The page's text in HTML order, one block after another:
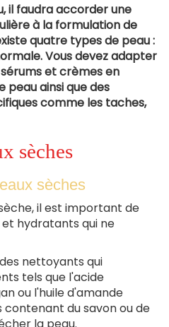
il faudra accorder une
à la formulation de
quatre types de peau :
Vous devez adapter
et crèmes en
ainsi que des
comme les taches,
sèches
sèches
il est important de
hydratants qui ne
nettoyants qui
tels que l'acide
ou l'huile d'amande
contenant du savon ou de
la peau.